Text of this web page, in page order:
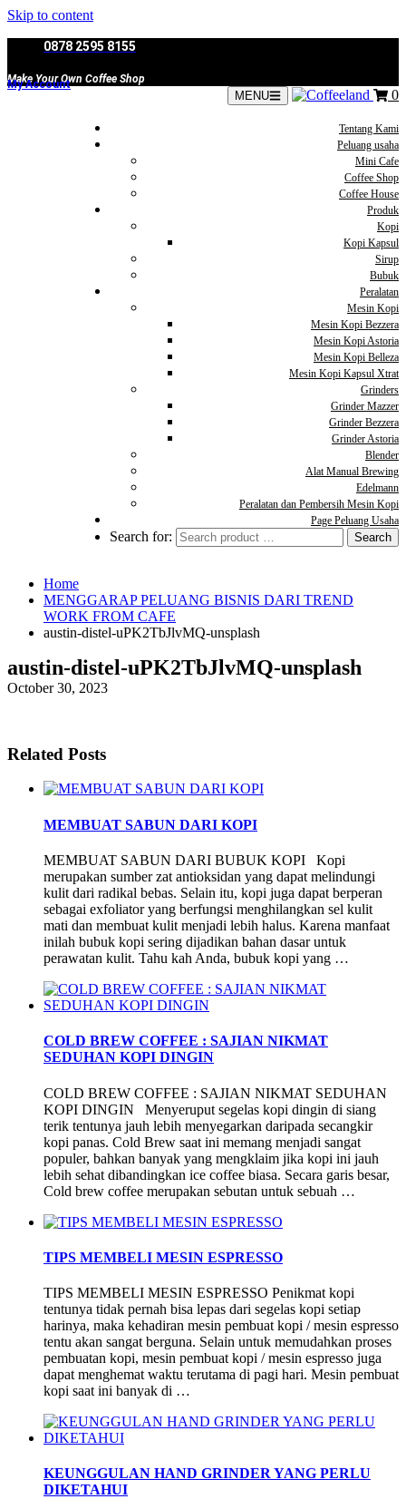
Skip to content
0878 2595 8155
Make Your Own Coffee Shop
My Account
MENU 0
Tentang Kami
Peluang usaha
Mini Cafe
Coffee Shop
Coffee House
Produk
Kopi
Kopi Kapsul
Sirup
Bubuk
Peralatan
Mesin Kopi
Mesin Kopi Bezzera
Mesin Kopi Astoria
Mesin Kopi Belleza
Mesin Kopi Kapsul Xtrat
Grinders
Grinder Mazzer
Grinder Bezzera
Grinder Astoria
Blender
Alat Manual Brewing
Edelmann
Peralatan dan Pembersih Mesin Kopi
Page Peluang Usaha
Search for:
Home
MENGGARAP PELUANG BISNIS DARI TREND
WORK FROM CAFE
austin-distel-uPK2TbJlvMQ-unsplash
austin-distel-uPK2TbJlvMQ-unsplash
October 30, 2023
Related Posts
MEMBUAT SABUN DARI KOPI
MEMBUAT SABUN DARI BUBUK KOPI Kopi
merupakan sumber zat antioksidan yang dapat melindungi
kulit dari radikal bebas. Selain itu, kopi juga dapat berperan
sebagai exfoliator yang berfungsi menghilangkan sel kulit
mati dan membuat kulit menjadi lebih halus. Karena manfaat
inilah bubuk kopi sering dijadikan bahan dasar untuk
perawatan kulit. Tahu kah Anda, bubuk kopi yang …
COLD BREW COFFEE : SAJIAN NIKMAT
SEDUHAN KOPI DINGIN
COLD BREW COFFEE : SAJIAN NIKMAT SEDUHAN
KOPI DINGIN Menyeruput segelas kopi dingin di siang
terik tentunya jauh lebih menyegarkan daripada secangkir
kopi panas. Cold Brew saat ini memang menjadi sangat
populer, bahkan banyak yang mengklaim jika kopi ini jauh
lebih sehat dibandingkan ice coffee biasa. Secara garis besar,
Cold brew coffee merupakan sebutan untuk sebuah …
TIPS MEMBELI MESIN ESPRESSO
TIPS MEMBELI MESIN ESPRESSO Penikmat kopi
tentunya tidak pernah bisa lepas dari segelas kopi setiap
harinya, maka kehadiran mesin pembuat kopi / mesin espresso
tentu akan sangat berguna. Selain untuk memudahkan proses
pembuatan kopi, mesin pembuat kopi / mesin espresso juga
dapat menghemat waktu terutama di pagi hari. Mesin pembuat
kopi saat ini banyak di …
KEUNGGULAN HAND GRINDER YANG PERLU
DIKETAHUI